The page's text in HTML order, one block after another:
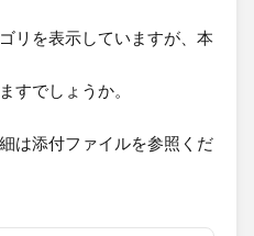
リを表示していますが、本
すでしょうか。
は添付ファイルを参照くだ